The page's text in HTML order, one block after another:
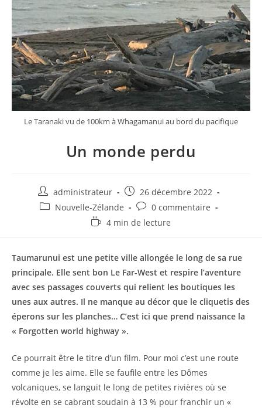
Le Taranaki vu de 100km à Whagamanui au bord du pacifique
Un monde perdu
Auteur/autrice
de
administrateur
Post
published:
26 décembre 2022
Post Nouvelle-Zélande
Post
comments:
0 commentaire
Temps4 min de lecture
Taumarunui est une petite ville allongée le long de sa rue
principale. Elle sent bon Le Far-West et respire l’aventure
avec ses passages couverts qui relient les boutiques les
unes aux autres. Il ne manque au décor que le cliquetis des
éperons sur les planches… C’est ici que prend naissance la
« Forgotten world highway ».
Ce pourrait être le titre d’un film. Pour moi c’est une route
comme je les aime. Elle se faufile entre les Dômes
volcaniques, se languit le long de petites rivières où se
révolte en se cabrant soudain à 13 % pour franchir un «